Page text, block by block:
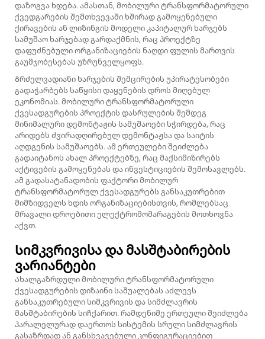
დაზოგვა ხდება. ამასთან, მობილური ტრანსფორმატორული
ქვედგარების შემთხვევაში ხშირად გამოყენებული
ქირავების ან ლიზინგის მოდელი კაპიტალურ ხარჯებს
სამუშაო ხარჯებად გარდაქმნის, რაც პროექტზე
დაფუძნებული ორგანიზაციების ნაღდი ფულის მართვის
გაუმჯობესებას უზრუნველყოფს.
Გრძელვადიანი ხარჯების შემცირების უპირატესობები
გადაჭარბებს საწყისი დაყენების დროს მიღებულ
ეკონომიას. მობილური ტრანსფორმატორული
ქვესადგურების პროექტის დასრულების შემდეგ
მინიმალური დემონტაჟის სამუშაოები სჭირდება, რაც
არიდებს ძვირადღირებულ დემონტაჟსა და საიტის
აღდგენის სამუშაოებს. ამ ერთეულები შეიძლება
გადაიტანოს ახალ პროექტებზე, რაც მაქსიმიზირებს
აქტივების გამოყენებას და ინვესტიციების შემოსავლებს.
ამ გადასატანადობის ფაქტორი მობილურ
ტრანსფორმატორულ ქვესადგურებს განსაკუთრებით
მიმზიდველს ხდის ორგანიზაციებისთვის, რომლებსაც
მრავალი დროებითი ელექტრომომარაგების მოთხოვნა
აქვთ.
Სიმკვრივისა და მასშტაბირების
ვარიანტები
Ახალგაზრდული მობილური ტრანსფორმატორული
ქვესადგურების დიზაინი საშუალებას აძლევს
განსაკუთრებული სიმკვრივის და სიმძლავრის
მასშტაბირების სიჩქარით. რამდენიმე ერთეული შეიძლება
პარალელურად დაერთოს სისტემის სრული სიმძლავრის
გასაზრდად ან განსხვავებული კონფიგურაციებით